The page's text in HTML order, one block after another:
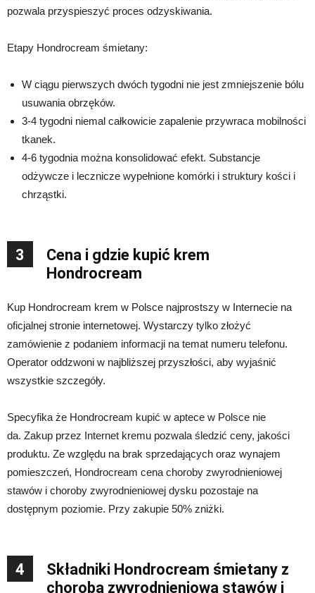
pozwala przyspieszyć proces odzyskiwania.
Etapy Hondrocream śmietany:
W ciągu pierwszych dwóch tygodni nie jest zmniejszenie bólu
usuwania obrzęków.
3-4 tygodni niemal całkowicie zapalenie przywraca mobilności
tkanek.
4-6 tygodnia można konsolidować efekt. Substancje
odżywcze i lecznicze wypełnione komórki i struktury kości i
chrząstki.
3
Cena i gdzie kupić krem
Hondrocream
Kup Hondrocream krem ​​w Polsce najprostszy w Internecie na
oficjalnej stronie internetowej. Wystarczy tylko złożyć
zamówienie z podaniem informacji na temat numeru telefonu.
Operator oddzwoni w najbliższej przyszłości, aby wyjaśnić
wszystkie szczegóły.
Specyfika że Hondrocream kupić w aptece w Polsce nie
da. Zakup przez Internet kremu pozwala śledzić ceny, jakości
produktu. Ze względu na brak sprzedających oraz wynajem
pomieszczeń, Hondrocream cena choroby zwyrodnieniowej
stawów i choroby zwyrodnieniowej dysku pozostaje na
dostępnym poziomie. Przy zakupie 50% zniżki.
4
Składniki Hondrocream śmietany z
chorobą zwyrodnieniową stawów i